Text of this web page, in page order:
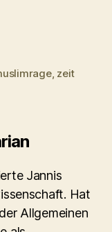
, zeit
Jannis
Hat
Allgemeinen